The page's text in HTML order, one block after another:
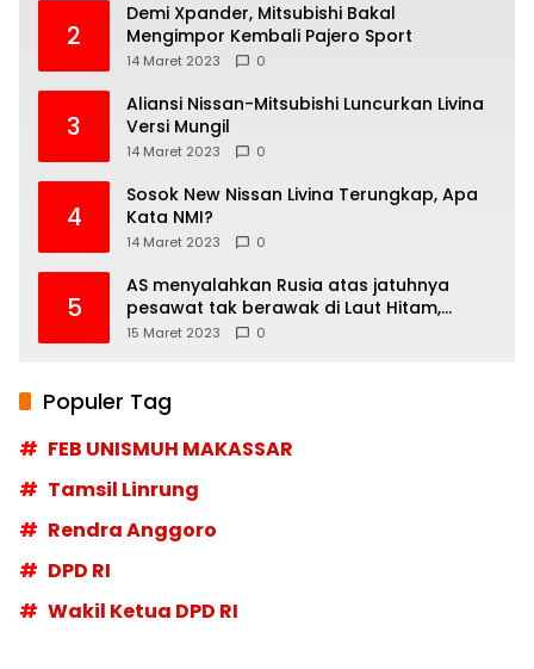
2
Demi Xpander, Mitsubishi Bakal
Mengimpor Kembali Pajero Sport
14 Maret 2023 0
3
Aliansi Nissan-Mitsubishi Luncurkan Livina
Versi Mungil
14 Maret 2023 0
4
Sosok New Nissan Livina Terungkap, Apa
Kata NMI?
14 Maret 2023 0
5
AS menyalahkan Rusia atas jatuhnya
pesawat tak berawak di Laut Hitam,
Moskow menyangkal
15 Maret 2023 0
Populer Tag
FEB UNISMUH MAKASSAR
Tamsil Linrung
Rendra Anggoro
DPD RI
Wakil Ketua DPD RI